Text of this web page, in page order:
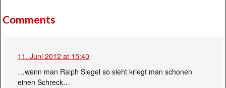
Comments
11. Juni 2012 at 15:40
…wenn man Ralph Siegel so sieht kriegt man schonen
einen Schreck…